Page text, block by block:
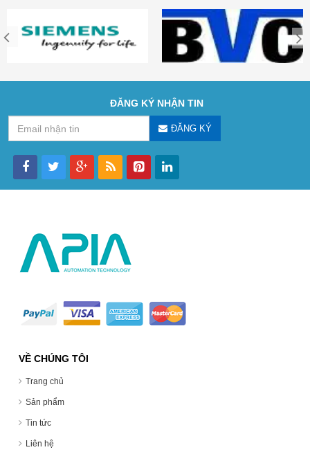
ĐĂNG KÝ NHẬN TIN
ĐĂNG KÝ
VỀ CHÚNG TÔI
Trang chủ
Sản phẩm
Tin tức
Liên hệ